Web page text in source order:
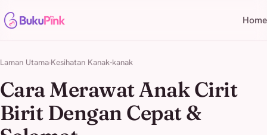
Home
Laman Utama Kesihatan Kanak-kanak
Cara Merawat Anak Cirit
Birit Dengan Cepat &